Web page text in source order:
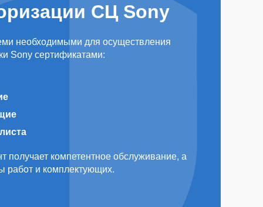
СЦ Sony
необходимыми для осуществления
Sony сертификатами:
компетентное обслуживание, а
работ и комплектующих.